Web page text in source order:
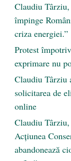
Claudiu
împinge
criza energiei.”
Protest
exprimare nu
Claudiu Târziu
solicitarea de
online
Claudiu
Acțiunea
abandonează